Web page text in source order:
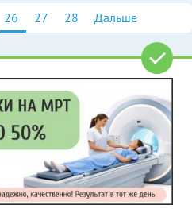
26 27 28 Дальше